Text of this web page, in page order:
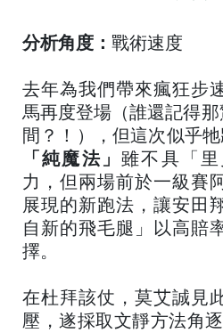
分析角度： 戰術速度
去年為我們帶來瘋狂步
馬再度登場（誰還記得
間？！），但這次似乎牠
「純魔法」雖不具「
力，但兩場前於一級賽
展現的新跑法，讓安田
自新的飛毛腿」以高賠
擇。
在杜拜該仗，莫艾誠見
壓，遂採取文靜方法角